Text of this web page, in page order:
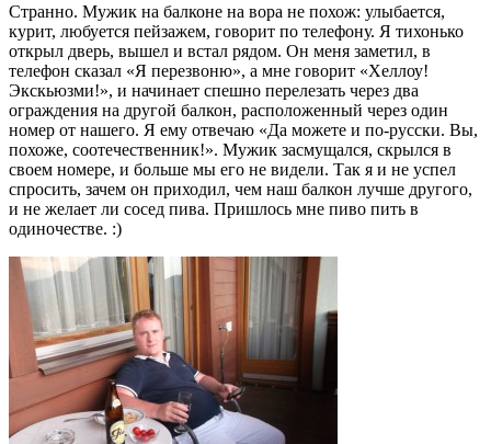
Странно. Мужик на балконе на вора не похож: улыбается,
курит, любуется пейзажем, говорит по телефону. Я тихонько
открыл дверь, вышел и встал рядом. Он меня заметил, в
телефон сказал «Я перезвоню», а мне говорит «Хеллоу!
Экскьюзми!», и начинает спешно перелезать через два
ограждения на другой балкон, расположенный через один
номер от нашего. Я ему отвечаю «Да можете и по-русски. Вы,
похоже, соотечественник!». Мужик засмущался, скрылся в
своем номере, и больше мы его не видели. Так я и не успел
спросить, зачем он приходил, чем наш балкон лучше другого,
и не желает ли сосед пива. Пришлось мне пиво пить в
одиночестве. :)